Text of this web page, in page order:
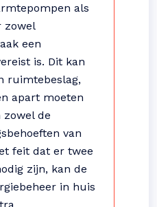
als
zowel
een
is. Dit kan
ruimtebeslag,
apart moeten
de
van
feit dat er twee
zijn, kan de
in huis